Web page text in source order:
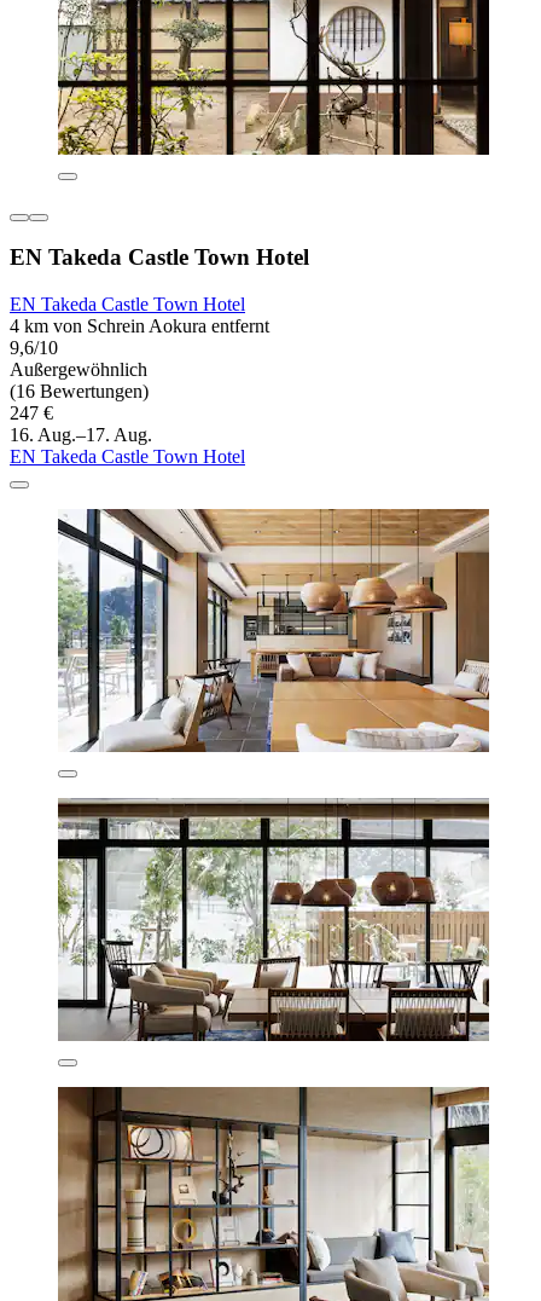
EN Takeda Castle Town Hotel
EN Takeda Castle Town Hotel
4 km von Schrein Aokura entfernt
9,6/10
Außergewöhnlich
(16 Bewertungen)
247 €
16. Aug.–17. Aug.
EN Takeda Castle Town Hotel